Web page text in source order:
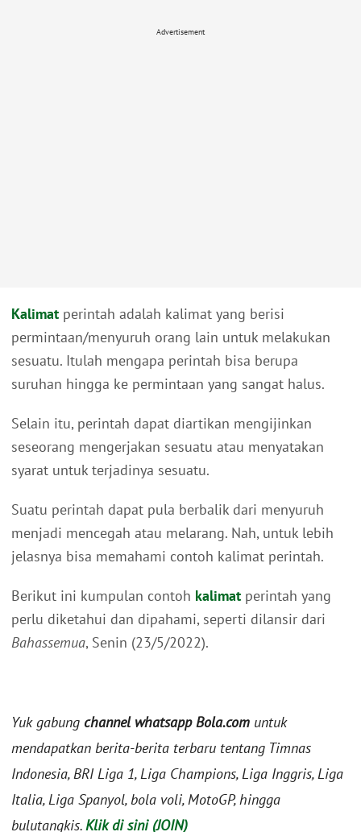
Advertisement
Kalimat perintah adalah kalimat yang berisi
permintaan/menyuruh orang lain untuk melakukan
sesuatu. Itulah mengapa perintah bisa berupa
suruhan hingga ke permintaan yang sangat halus.
Selain itu, perintah dapat diartikan mengijinkan
seseorang mengerjakan sesuatu atau menyatakan
syarat untuk terjadinya sesuatu.
Suatu perintah dapat pula berbalik dari menyuruh
menjadi mencegah atau melarang. Nah, untuk lebih
jelasnya bisa memahami contoh kalimat perintah.
Berikut ini kumpulan contoh kalimat perintah yang
perlu diketahui dan dipahami, seperti dilansir dari
Bahassemua, Senin (23/5/2022).
Yuk gabung channel whatsapp Bola.com untuk
mendapatkan berita-berita terbaru tentang Timnas
Indonesia, BRI Liga 1, Liga Champions, Liga Inggris, Liga
Italia, Liga Spanyol, bola voli, MotoGP, hingga
bulutangkis.Klik di sini (JOIN)